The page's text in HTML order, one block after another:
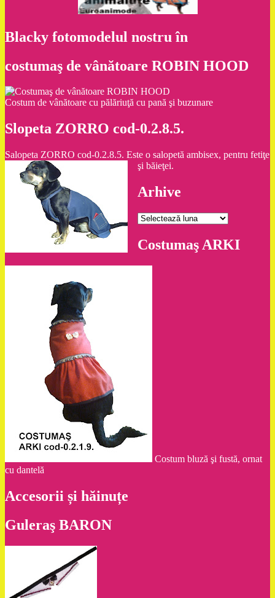
Blacky fotomodelul nostru în
costumaş de vânătoare ROBIN HOOD
Costum de vânătoare cu pălăriuţă cu pană şi buzunare
Slopeta ZORRO cod-0.2.8.5.
Salopeta ZORRO cod-0.2.8.5. Este o salopetă ambisex, pentru fetiţe
şi băieţei.
Arhive
Arhive
Costumaş ARKI
Costum bluză şi fustă, ornat
cu dantelă
Accesorii și hăinuțe
Guleraş BARON